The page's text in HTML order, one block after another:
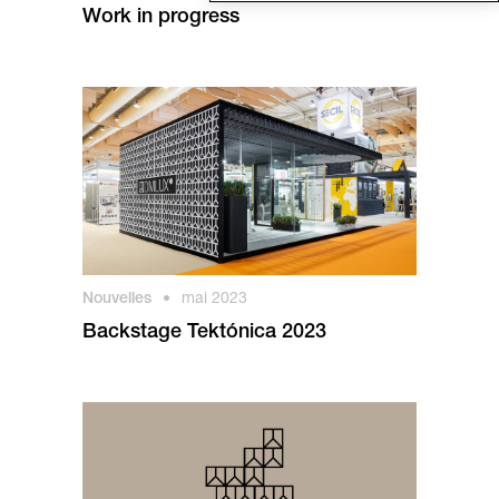
Work in progress
Nouvelles • mai 2023
Backstage Tektónica 2023